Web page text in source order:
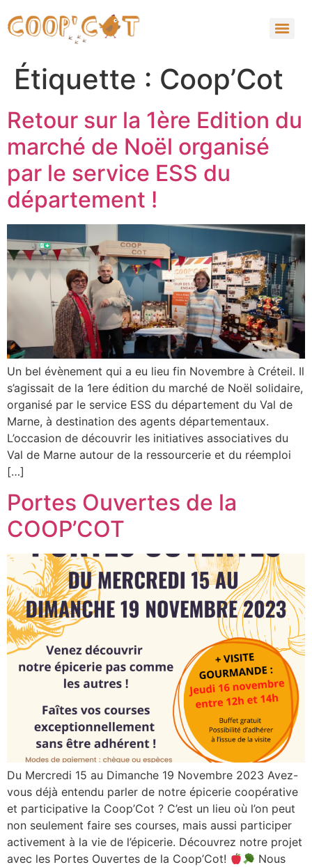
Étiquette : Coop’Cot
Retour sur la 1ère Edition du
marché de Noël organisé
par le service ESS du
département !
Un bel évènement qui a eu lieu fin Novembre à Créteil. Il
s’agissait de la 1ere édition du marché de Noël solidaire,
organisé par le service ESS du département du Val de
Marne, à destination des agents départementaux.
L’occasion de découvrir les initiatives associatives du
Val de Marne autour de la ressourcerie et du réemploi
[…]
Portes Ouvertes de la
COOP’COT
Du Mercredi 15 au Dimanche 19 Novembre 2023 Avez-
vous déjà entendu parler de notre épicerie coopérative
et participative la Coop’Cot ? C’est un lieu où l’on peut
non seulement faire ses courses, mais aussi participer
activement à la vie de l’épicerie. Découvrez notre projet
avec les Portes Ouvertes de la Coop’Cot!
Nous